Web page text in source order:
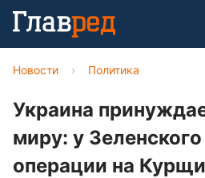
Новости › Политика
Украина
миру: у
операции на